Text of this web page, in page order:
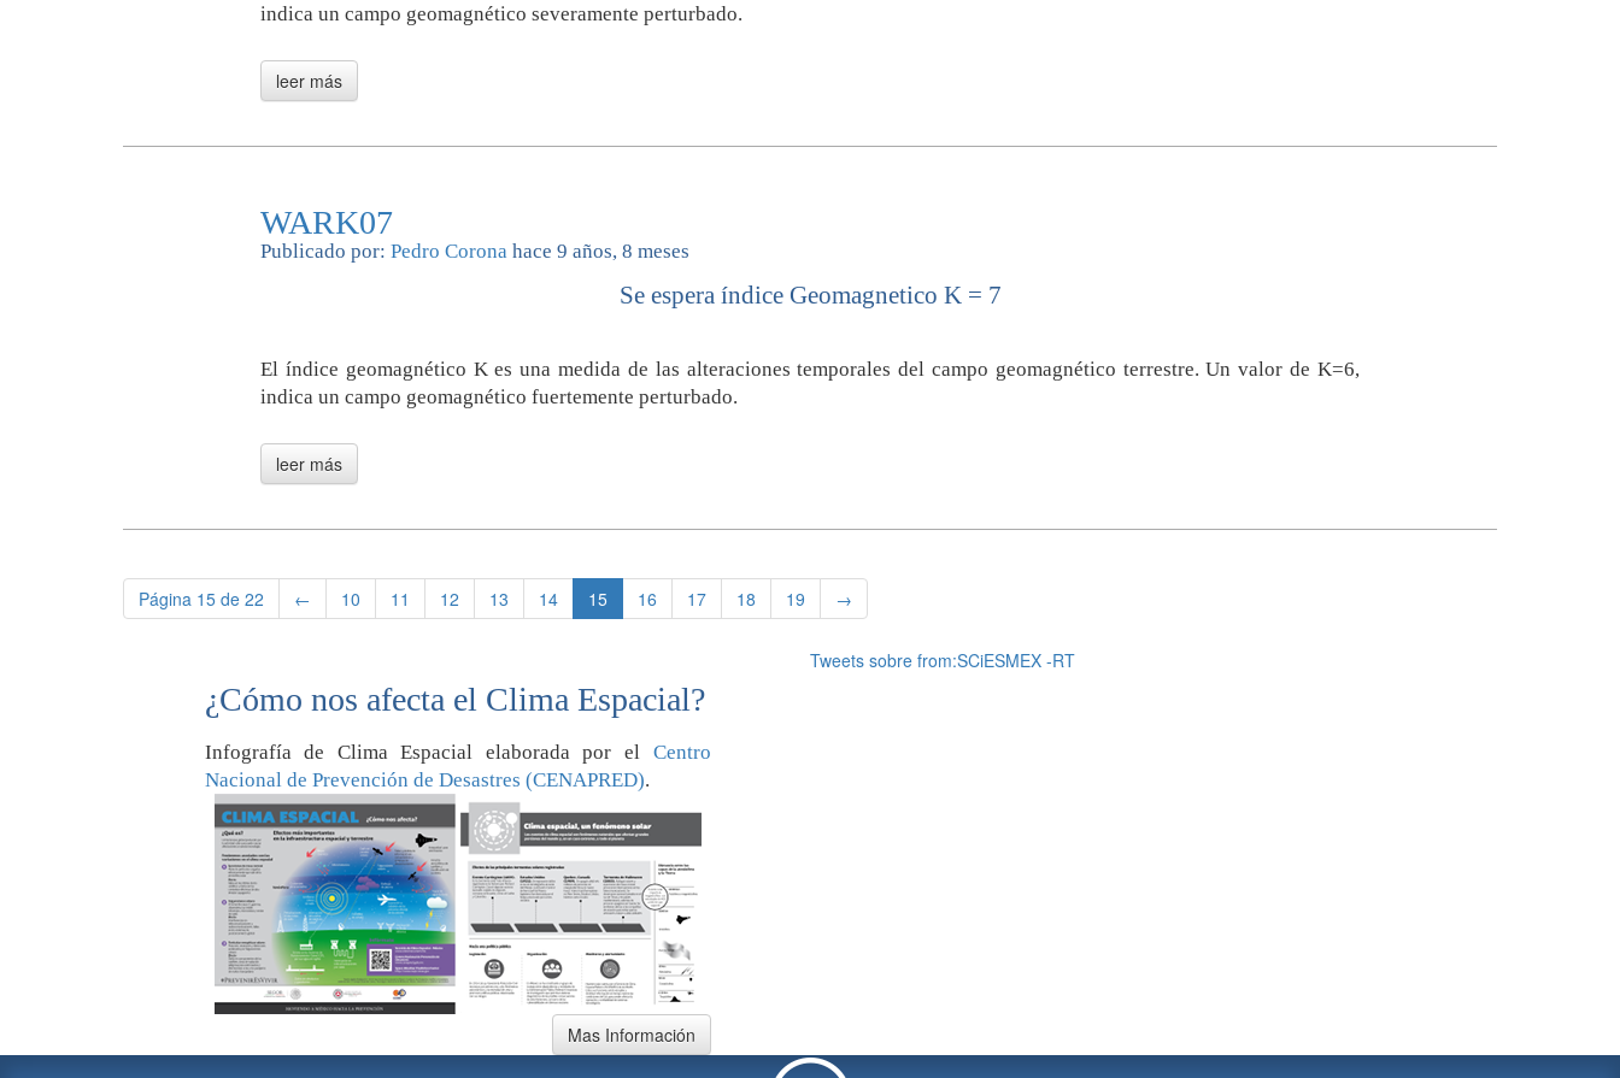
indica un campo geomagnético severamente perturbado.
WARK07
Publicado por: Pedro Corona hace 9 años, 8 meses
Se espera índice Geomagnetico K = 7
El índice geomagnético K es una medida de las alteraciones temporales del campo geomagnético terrestre. Un valor de K=6,
indica un campo geomagnético fuertemente perturbado.
Página 15 de 22 ← 10 11 12 13 14 15 16 17 18 19 →
¿Cómo nos afecta el Clima Espacial?
Infografía de Clima Espacial elaborada por el Centro
Nacional de Prevención de Desastres (CENAPRED).
Tweets sobre from:SCiESMEX -RT